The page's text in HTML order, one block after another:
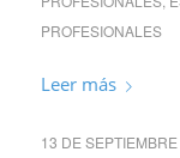
PROFESIONALES
Leer más
13 DE